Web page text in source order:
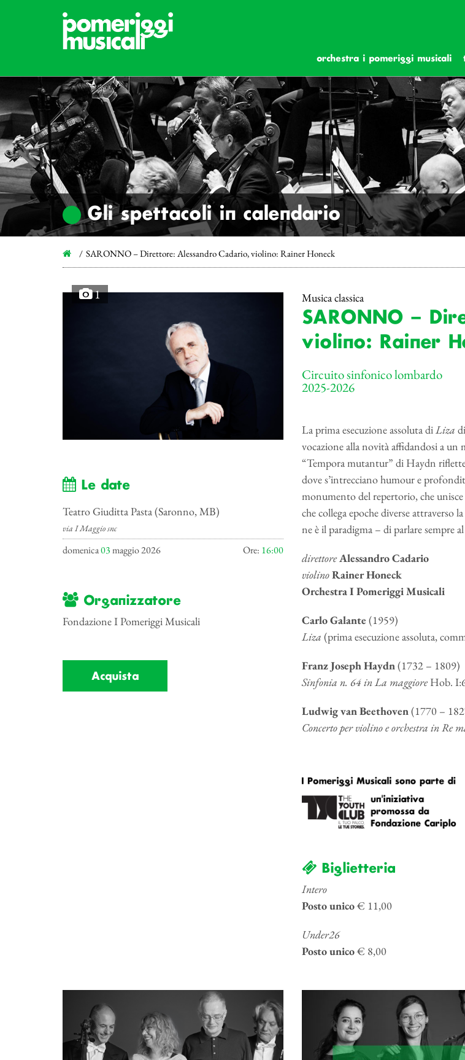
orchestra i pomeriggi musicali
Gli spettacoli in calendario
SARONNO – Direttore: Alessandro Cadario, violino: Rainer Honeck
1
Le date
Teatro Giuditta Pasta (Saronno, MB)
via I Maggio snc
domenica03maggio 2026 Ore: 16:00
Organizzatore
Fondazione I Pomeriggi Musicali
Acquista
Musica classica
SARONNO –
violino: Rainer
Circuito sinfonico lombardo
2025-2026
La prima esecuzione assoluta diLiza
vocazione alla novità affidandosi a un
“Tempora mutantur” di Haydn
dove s’intrecciano humour e
monumento del repertorio, che
che collega epoche diverse attraverso
ne è il paradigma – di parlare sempre
direttoreAlessandro Cadario
violinoRainer Honeck
Orchestra I Pomeriggi Musicali
Carlo Galante (1959)
Liza (prima esecuzione assoluta,
Franz Joseph Haydn(1732 – 1809)
Sinfonia n. 64 in La maggioreHob.
Ludwig van Beethoven(1770 –
Concerto per violino e orchestra in Re
Biglietteria
Intero
Posto unico€ 11,00
Under26
Posto unico€ 8,00